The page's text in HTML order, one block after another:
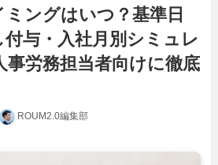
ングはいつ？基準日
与・入社月別シミュレ
事労務担当者向けに徹底
ROUM2.0編集部